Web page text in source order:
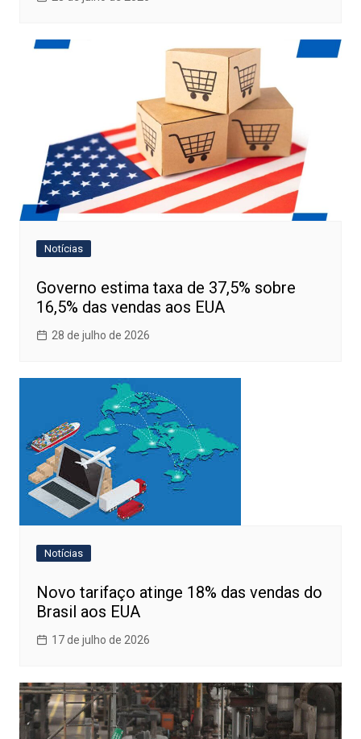
Notícias
Governo estima taxa de 37,5% sobre
16,5% das vendas aos EUA
28 de julho de 2026
Notícias
Novo tarifaço atinge 18% das vendas do
Brasil aos EUA
17 de julho de 2026